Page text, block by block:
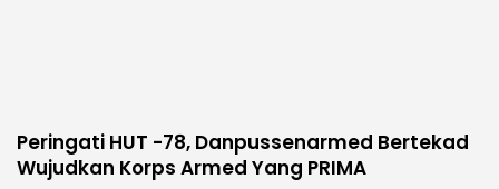
Peringati HUT -78, Danpussenarmed Bertekad
Wujudkan Korps Armed Yang PRIMA